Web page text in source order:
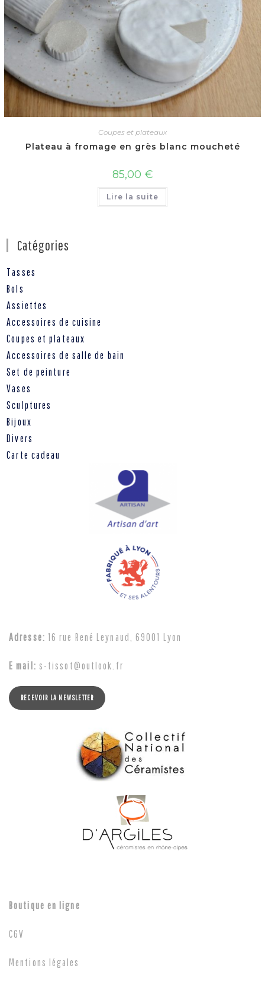
Coupes et plateaux
Plateau à fromage en grès blanc moucheté
85,00 €
Lire la suite
Catégories
Tasses
Bols
Assiettes
Accessoires de cuisine
Coupes et plateaux
Accessoires de salle de bain
Set de peinture
Vases
Sculptures
Bijoux
Divers
Carte cadeau
Adresse: 16 rue René Leynaud, 69001 Lyon
E mail: s-tissot@outlook.fr
RECEVOIR LA NEWSLETTER
Boutique en ligne
CGV
Mentions légales